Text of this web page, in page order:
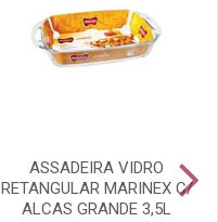
ASSADEIRA VIDRO
RETANGULAR MARINEX C/
ALCAS GRANDE 3,5L